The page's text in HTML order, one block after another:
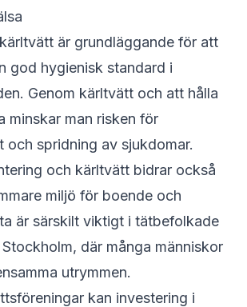
är grundläggande för att
god hygienisk standard i
Genom kärltvätt och att hålla
minskar man risken för
och spridning av sjukdomar.
och kärltvätt bidrar också
miljö för boende och
är särskilt viktigt i tätbefolkade
där många människor
utrymmen.
kan investering i